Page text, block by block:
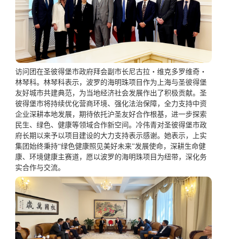
访问团在圣彼得堡市政府拜会副市长尼古拉・维克多罗维奇・
林琴科。林琴科表示，波罗的海明珠项目作为上海与圣彼得堡
友好城市共建典范，为当地经济社会发展作出了积极贡献。圣
彼得堡市将持续优化营商环境、强化法治保障，全力支持中资
企业深耕本地发展，期待依托沪圣友好合作根基，进一步探索
民生、绿色、健康等领域合作新空间。冷伟青对圣彼得堡市政
府长期以来予以项目建设的大力支持表示感谢。她表示，上实
集团始终秉持“绿色健康照见美好未来”发展使命，深耕生命健
康、环境健康主赛道，愿以波罗的海明珠项目为纽带，深化务
实合作与交流。